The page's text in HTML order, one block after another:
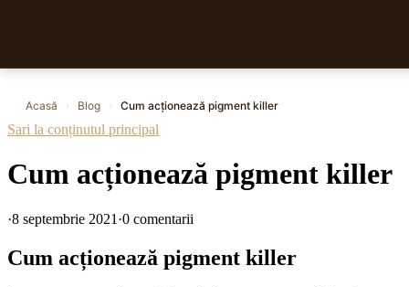
Acasă › Blog › Cum acționează pigment killer
Sari la conținutul principal
Cum acționează pigment killer
·8 septembrie 2021 ·0 comentarii
Cum acționează pigment killer